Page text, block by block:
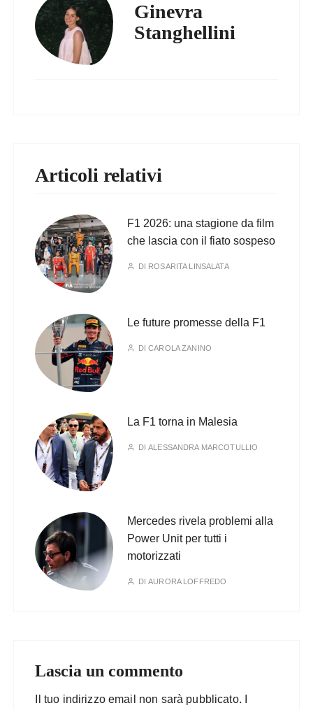
Ginevra
Stanghellini
Articoli relativi
F1 2026: una stagione da film
che lascia con il fiato sospeso
DI ROSARITA LINSALATA
Le future promesse della F1
DICAROLA ZANINO
La F1 torna in Malesia
DIALESSANDRA MARCOTULLIO
Mercedes rivela problemi alla
Power Unit per tutti i
motorizzati
DIAURORA LOFFREDO
Lascia un commento
Il tuo indirizzo email non sarà pubblicato.